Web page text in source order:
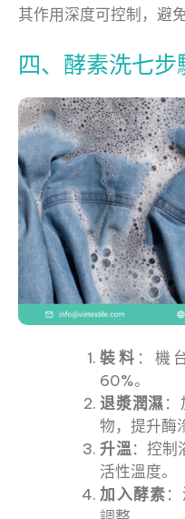
其作用深度可控制，避
四、酵素洗七步
裝料 ：機
60%。
退漿潤濕
物，提升酶
升溫：控
活性溫度。
加入酵素